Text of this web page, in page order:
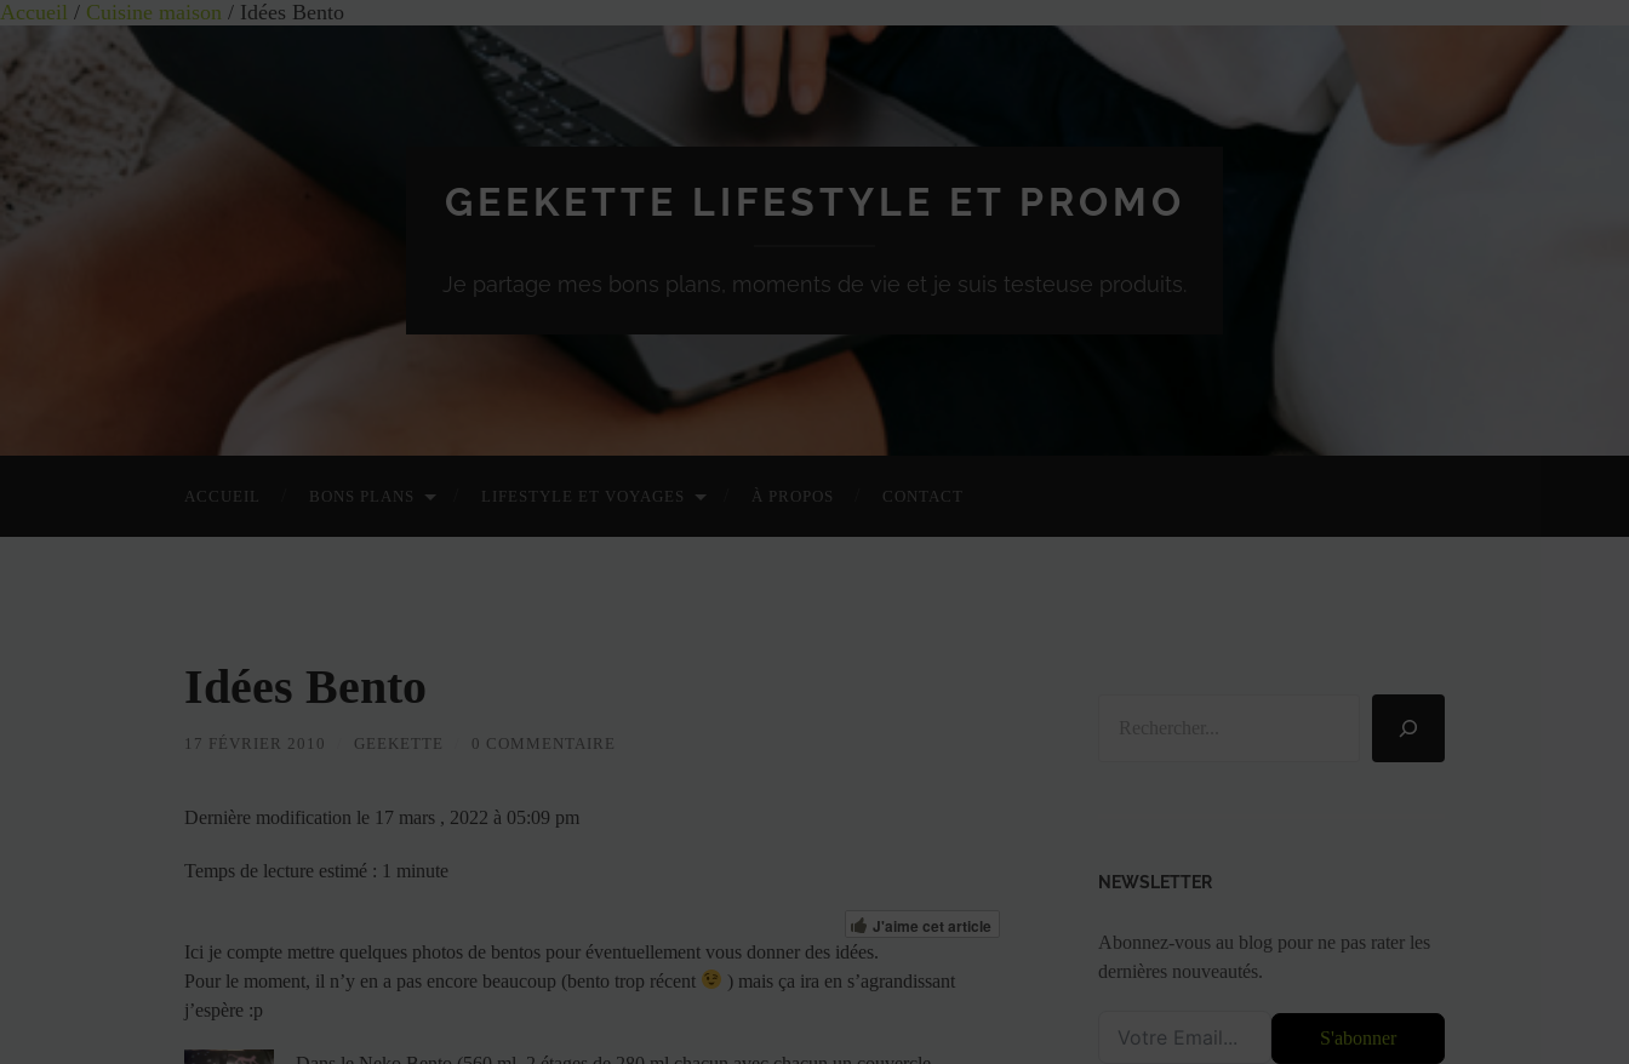
Accueil / Cuisine maison / Idées Bento
GEEKETTE LIFESTYLE ET PROMO
Je partage mes bons plans, moments de vie et je suis testeuse produits.
ACCUEIL BONS PLANS LIFESTYLE ET VOYAGES À PROPOS CONTACT
Idées Bento
17 FÉVRIER 2010 GEEKETTE 0 COMMENTAIRE
Dernière modification le 17 mars , 2022 à 05:09 pm
Temps de lecture estimé : 1 minute
J'aime cet article
Ici je compte mettre quelques photos de bentos pour éventuellement vous donner des idées.
Pour le moment, il n’y en a pas encore beaucoup (bento trop récent
) mais ça ira en s’agrandissant
j’espère :p
NEWSLETTER
Abonnez-vous au blog pour ne pas rater les
dernières nouveautés.
S'abonner